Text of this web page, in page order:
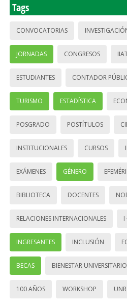
Tags
CONVOCATORIAS
JORNADAS CONGRESOS
ESTUDIANTES CONTADOR
TURISMO ESTADÍSTICA
POSGRADO POSTÍTULOS
INSTITUCIONALES CURSOS
EXÁMENES GÉNERO
BIBLIOTECA DOCENTES
RELACIONES INTERNACIONALES I
INGRESANTES INCLUSIÓN
BECAS BIENESTAR UNIVERSITARIO
100 AÑOS WORKSHOP UNR